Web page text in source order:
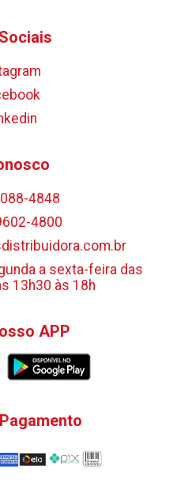
4848
4800
a sexta-feira das
13h30 às 18h
APP